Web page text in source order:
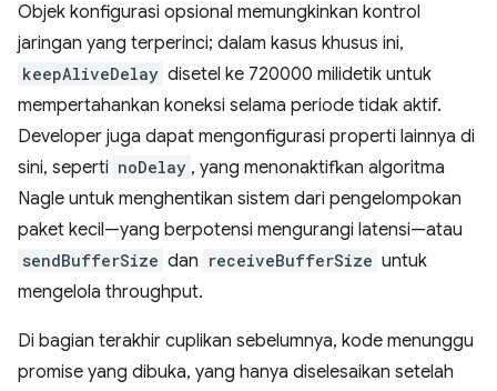
Objek konfigurasi opsional memungkinkan kontrol
jaringan yang terperinci; dalam kasus khusus ini,
keepAliveDelay disetel ke 720000 milidetik untuk
mempertahankan koneksi selama periode tidak aktif.
Developer juga dapat mengonfigurasi properti lainnya di
sini, seperti noDelay , yang menonaktifkan algoritma
Nagle untuk menghentikan sistem dari pengelompokan
paket kecil—yang berpotensi mengurangi latensi—atau
sendBufferSize dan receiveBufferSize untuk
mengelola throughput.
Di bagian terakhir cuplikan sebelumnya, kode menunggu
promise yang dibuka, yang hanya diselesaikan setelah